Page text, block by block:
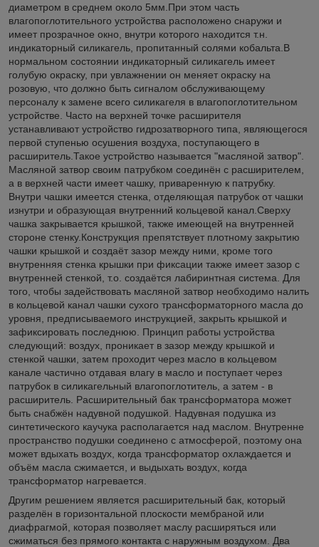
диаметром в среднем около 5мм.При этом часть
влагопоглотительного устройства расположено снаружи и
имеет прозрачное окно, внутри которого находится т.н.
индикаторный силикагель, пропитанный солями кобальта.В
нормальном состоянии индикаторный силикагель имеет
голубую окраску, при увлажнении он меняет окраску на
розовую, что должно быть сигналом обслуживающему
персоналу к замене всего силикагеля в влагопоглотительном
устройстве. Часто на верхней точке расширителя
устанавливают устройство гидрозатворного типа, являющегося
первой ступенью осушения воздуха, поступающего в
расширитель.Такое устройство называется "масляной затвор".
Масляной затвор своим патрубком соединён с расширителем,
а в верхней части имеет чашку, приваренную к патрубку.
Внутри чашки имеется стенка, отделяющая патрубок от чашки
изнутри и образующая внутренний кольцевой канал.Сверху
чашка закрывается крышкой, также имеющей на внутренней
стороне стенку.Конструкция препятствует плотному закрытию
чашки крышкой и создаёт зазор между ними, кроме того
внутренняя стенка крышки при фиксации также имеет зазор с
внутренней стенкой, т.о. создаётся лабиринтная система. Для
того, чтобы задействовать масляной затвор необходимо налить
в кольцевой канал чашки сухого трансформаторного масла до
уровня, предписываемого инструкцией, закрыть крышкой и
зафиксировать последнюю. Принцип работы устройства
следующий: воздух, проникает в зазор между крышкой и
стенкой чашки, затем проходит через масло в кольцевом
канале частично отдавая влагу в масло и поступает через
патрубок в силикагельный влагопоглотитель, а затем - в
расширитель. Расширительный бак трансформатора может
быть снабжён надувной подушкой. Надувная подушка из
синтетического каучука располагается над маслом. Внутренне
пространство подушки соединено с атмосферой, поэтому она
может вдыхать воздух, когда трансформатор охлаждается и
объём масла сжимается, и выдыхать воздух, когда
трансформатор нагревается.
Другим решением является расширительный бак, который
разделён в горизонтальной плоскости мембраной или
диафрагмой, которая позволяет маслу расширяться или
сжиматься без прямого контакта с наружным воздухом. Два